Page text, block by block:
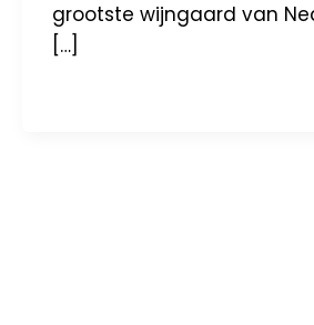
grootste wijngaard van
[…]